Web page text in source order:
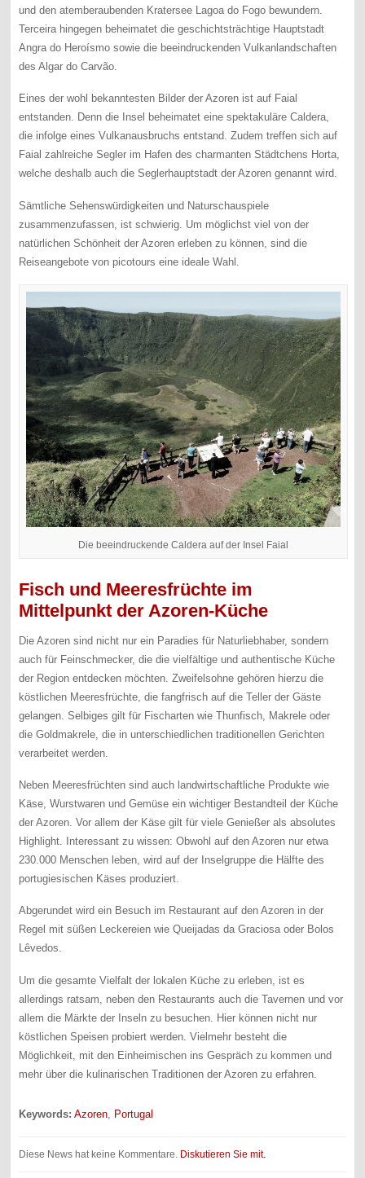
und den atemberaubenden Kratersee Lagoa do Fogo bewundern.
Terceira hingegen beheimatet die geschichtsträchtige Hauptstadt
Angra do Heroísmo sowie die beeindruckenden Vulkanlandschaften
des Algar do Carvão.
Eines der wohl bekanntesten Bilder der Azoren ist auf Faial
entstanden. Denn die Insel beheimatet eine spektakuläre Caldera,
die infolge eines Vulkanausbruchs entstand. Zudem treffen sich auf
Faial zahlreiche Segler im Hafen des charmanten Städtchens Horta,
welche deshalb auch die Seglerhauptstadt der Azoren genannt wird.
Sämtliche Sehenswürdigkeiten und Naturschauspiele
zusammenzufassen, ist schwierig. Um möglichst viel von der
natürlichen Schönheit der Azoren erleben zu können, sind die
Reiseangebote von picotours eine ideale Wahl.
Die beeindruckende Caldera auf der Insel Faial
Fisch und Meeresfrüchte im
Mittelpunkt der Azoren-Küche
Die Azoren sind nicht nur ein Paradies für Naturliebhaber, sondern
auch für Feinschmecker, die die vielfältige und authentische Küche
der Region entdecken möchten. Zweifelsohne gehören hierzu die
köstlichen Meeresfrüchte, die fangfrisch auf die Teller der Gäste
gelangen. Selbiges gilt für Fischarten wie Thunfisch, Makrele oder
die Goldmakrele, die in unterschiedlichen traditionellen Gerichten
verarbeitet werden.
Neben Meeresfrüchten sind auch landwirtschaftliche Produkte wie
Käse, Wurstwaren und Gemüse ein wichtiger Bestandteil der Küche
der Azoren. Vor allem der Käse gilt für viele Genießer als absolutes
Highlight. Interessant zu wissen: Obwohl auf den Azoren nur etwa
230.000 Menschen leben, wird auf der Inselgruppe die Hälfte des
portugiesischen Käses produziert.
Abgerundet wird ein Besuch im Restaurant auf den Azoren in der
Regel mit süßen Leckereien wie Queijadas da Graciosa oder Bolos
Lêvedos.
Um die gesamte Vielfalt der lokalen Küche zu erleben, ist es
allerdings ratsam, neben den Restaurants auch die Tavernen und vor
allem die Märkte der Inseln zu besuchen. Hier können nicht nur
köstlichen Speisen probiert werden. Vielmehr besteht die
Möglichkeit, mit den Einheimischen ins Gespräch zu kommen und
mehr über die kulinarischen Traditionen der Azoren zu erfahren.
Keywords: Azoren Portugal
Diese News hat keine Kommentare. Diskutieren Sie mit.